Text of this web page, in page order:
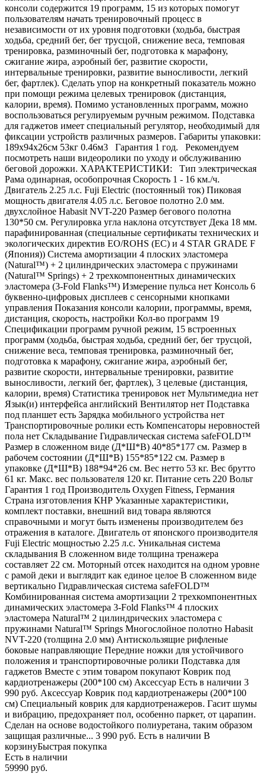
консоли содержится 19 программ, 15 из которых помогут
пользователям начать тренировочный процесс в
независимости от их уровня подготовки (ходьба, быстрая
ходьба, средний бег, бег трусцой, снижение веса, темповая
тренировка, разминочный бег, подготовка к марафону,
сжигание жира, аэробный бег, развитие скорости,
интервальные тренировки, развитие выносливости, легкий
бег, фартлек). Сделать упор на конкретный показатель можно
при помощи режима целевых тренировок (дистанция,
калории, время). Помимо установленных программ, можно
воспользоваться регулируемым ручным режимом. Подставка
для гаджетов имеет специальный регулятор, необходимый для
фиксации устройств различных размеров. Габариты упаковки:
189х94х26см 53кг 0.46м3 Гарантия 1 год. Рекомендуем
посмотреть наши видеоролики по уходу и обслуживанию
беговой дорожки. ХАРАКТЕРИСТИКИ: Тип электрическая
Рама одинарная, особопрочная Скорость 1 - 16 км./ч.
Двигатель 2.25 л.с. Fuji Electric (постоянный ток) Пиковая
мощность двигателя 4.05 л.с. Беговое полотно 2.0 мм.
двухслойное Habasit NVT-220 Размер бегового полотна
130*50 см. Регулировка угла наклона отсутствует Дека 18 мм.
парафинированная (специальные сертификаты технических и
экологических директив EO/ROHS (ЕС) и 4 STAR GRADE F
(Япония)) Система амортизации 4 плоских эластомера
(Natural™) + 2 цилиндрических эластомера с пружинами
(Natural™ Springs) + 2 трехкомпонентных динамических
эластомера (3-Fold Flanks™) Измерение пульса нет Консоль 6
буквенно-цифровых дисплеев с сенсорными кнопками
управления Показания консоли калории, программы, время,
дистанция, скорость, настройки Кол-во программ 19
Спецификации программ ручной режим, 15 встроенных
программ (ходьба, быстрая ходьба, средний бег, бег трусцой,
снижение веса, темповая тренировка, разминочный бег,
подготовка к марафону, сжигание жира, аэробный бег,
развитие скорости, интервальные тренировки, развитие
выносливости, легкий бег, фартлек), 3 целевые (дистанция,
калории, время) Статистика тренировок нет Мультимедиа нет
Язык(и) интерфейса английский Вентилятор нет Подставка
под планшет есть Зарядка мобильного устройства нет
Транспортировочные ролики есть Компенсаторы неровностей
пола нет Складывание Гидравлическая система safeFOLD™
Размер в сложенном виде (Д*Ш*В) 40*85*177 см. Размер в
рабочем состоянии (Д*Ш*В) 155*85*122 см. Размер в
упаковке (Д*Ш*В) 188*94*26 см. Вес нетто 53 кг. Вес брутто
61 кг. Макс. вес пользователя 120 кг. Питание сеть 220 Вольт
Гарантия 1 год Производитель Oxygen Fitness, Германия
Страна изготовления КНР Указанные характеристики,
комплект поставки, внешний вид товара являются
справочными и могут быть изменены производителем без
отражения в каталоге. Двигатель от японского производителя
Fuji Electric мощностью 2.25 л.с. Уникальная система
складывания В сложенном виде толщина тренажера
составляет 22 см. Моторный отсек находится на одном уровне
с рамой деки и выглядит как единое целое В сложенном виде
вертикально Гидравлическая система safeFOLD™
Комбинированная система амортизации 2 трехкомпонентных
динамических эластомера 3-Fold Flanks™ 4 плоских
эластомера Natural™ 2 цилиндрических эластомера с
пружинами Natural™ Springs Многослойное полотно Habasit
NVT-220 (толщина 2.0 мм) Антискользящие рифленые
боковые направляющие Передние ножки для устойчивого
положения и транспортировочные ролики Подставка для
гаджетов Вместе с этим товаром покупают Коврик под
кардиотренажеры (200*100 см) Аксессуар Есть в наличии 3
990 руб. Аксессуар Коврик под кардиотренажеры (200*100
см) Специальный коврик для кардиотренажеров. Гасит шумы
и вибрацию, предохраняет пол, особенно паркет, от царапин.
Сделан на основе водостойкого полиуретана, таким образом
защищая различные... 3 990 руб. Есть в наличии В
корзинуБыстрая покупка
Есть в наличии
59990 руб.